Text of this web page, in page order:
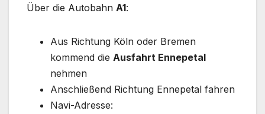
Über die Autobahn A1:
Aus Richtung Köln oder Bremen
kommend die Ausfahrt Ennepetal
nehmen
Anschließend Richtung Ennepetal fahren
Navi-Adresse: